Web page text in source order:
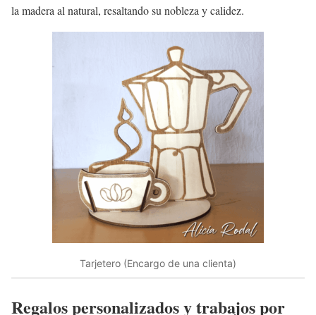
la madera al natural, resaltando su nobleza y calidez.
Tarjetero (Encargo de una clienta)
Regalos personalizados y trabajos por